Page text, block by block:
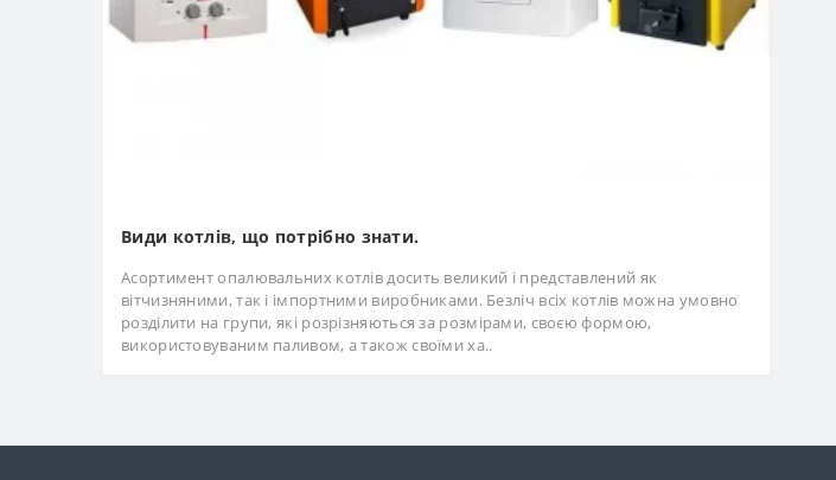
Види котлів, що потрібно знати.
Асортимент опалювальних котлів досить великий і представлений як
вітчизняними, так і імпортними виробниками. Безліч всіх котлів можна умовно
розділити на групи, які розрізняються за розмірами, своєю формою,
використовуваним паливом, а також своїми ха..